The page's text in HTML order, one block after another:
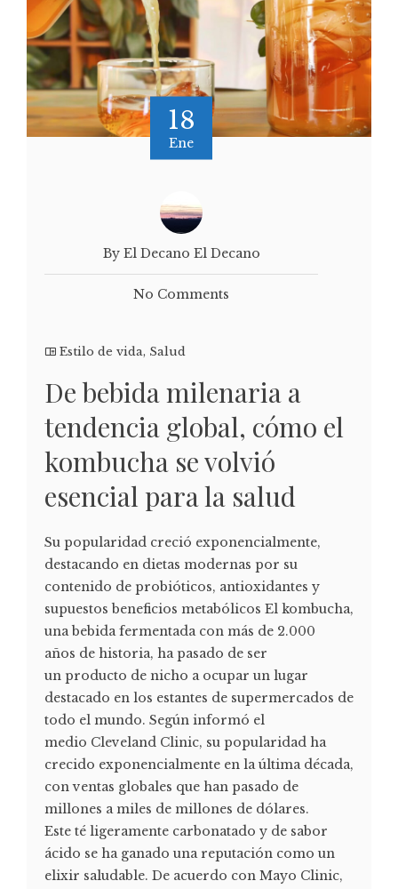
18
Ene
By El Decano El Decano
No Comments
Estilo de vida, Salud
De bebida milenaria a
tendencia global, cómo el
kombucha se volvió
esencial para la salud
Su popularidad creció exponencialmente,
destacando en dietas modernas por su
contenido de probióticos, antioxidantes y
supuestos beneficios metabólicos El kombucha,
una bebida fermentada con más de 2.000
años de historia, ha pasado de ser
un producto de nicho a ocupar un lugar
destacado en los estantes de supermercados de
todo el mundo. Según informó el
medio Cleveland Clinic, su popularidad ha
crecido exponencialmente en la última década,
con ventas globales que han pasado de
millones a miles de millones de dólares.
Este té ligeramente carbonatado y de sabor
ácido se ha ganado una reputación como un
elixir saludable. De acuerdo con Mayo Clinic,